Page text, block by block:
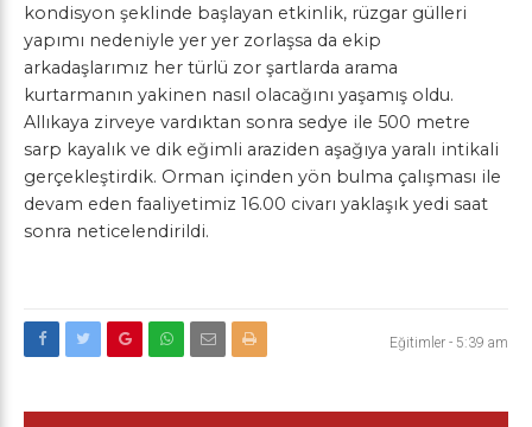
kondisyon şeklinde başlayan etkinlik, rüzgar gülleri
yapımı nedeniyle yer yer zorlaşsa da ekip
arkadaşlarımız her türlü zor şartlarda arama
kurtarmanın yakinen nasıl olacağını yaşamış oldu.
Allıkaya zirveye vardıktan sonra sedye ile 500 metre
sarp kayalık ve dik eğimli araziden aşağıya yaralı intikali
gerçekleştirdik. Orman içinden yön bulma çalışması ile
devam eden faaliyetimiz 16.00 civarı yaklaşık yedi saat
sonra neticelendirildi.
Eğitimler - 5:39 am